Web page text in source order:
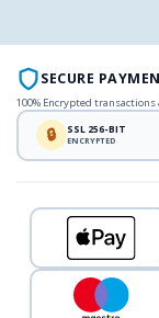
SECURE
100% Encrypted
🔒 SSL 256-BIT
ENCRYPTED